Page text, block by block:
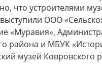
что устроителями
ООО
«Муравия»,
района и МБУК
музей Ковровского